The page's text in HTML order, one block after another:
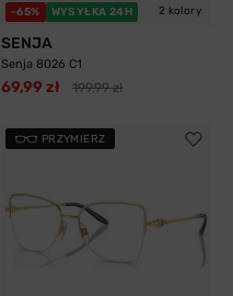
-65% WYSYŁKA 24H 2 kolory
SENJA
Senja 8026 C1
69,99 zł 199,99 zł
PRZYMIERZ